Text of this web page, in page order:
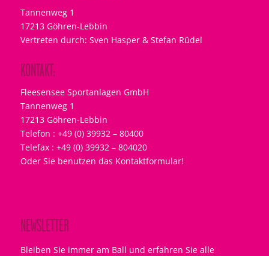
Tannenweg 1
17213 Göhren-Lebbin
Vertreten durch: Sven Hasper & Stefan Rüdel
KONTAKT:
Fleesensee Sportanlagen GmbH
Tannenweg 1
17213 Göhren-Lebbin
Telefon : +49 (0) 39932 – 80400
Telefax : +49 (0) 39932 – 804020
Oder Sie benutzen das Kontaktformular!
NEWSLETTER
Bleiben Sie immer am Ball und erfahren Sie alle